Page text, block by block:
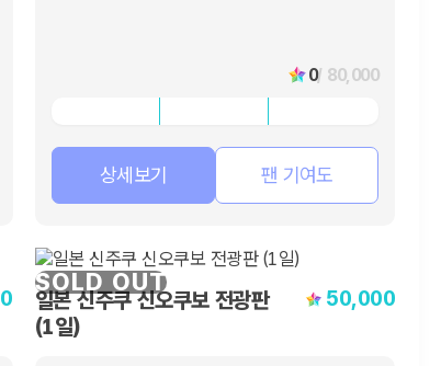
0/ 80,000
상세보기 팬 기여도
SOLD OUT
일본 신주쿠 신오쿠보 전광판
(1일)
50,000